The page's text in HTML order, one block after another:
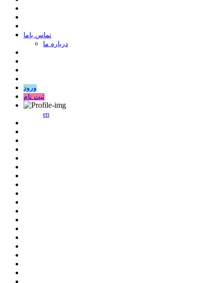
ﺗﻤﺎﺱ ﺑﺎﻣﺎ
درباره ما
ورود
ثبت نام
en